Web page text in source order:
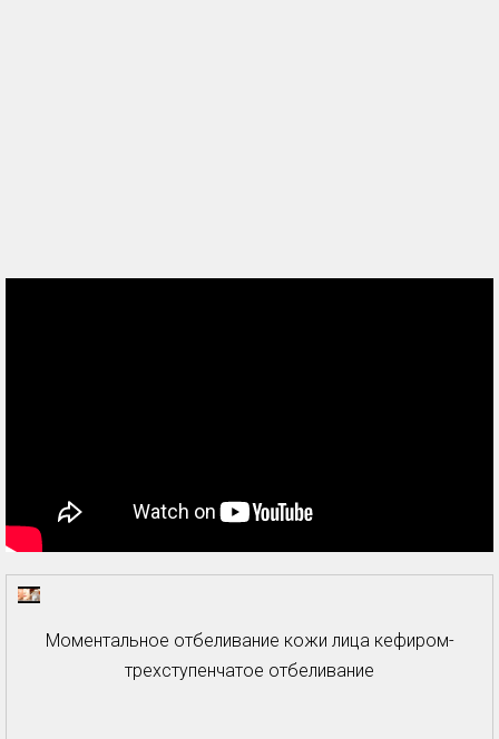
Моментальное отбеливание кожи лица кефиром-
трехступенчатое отбеливание